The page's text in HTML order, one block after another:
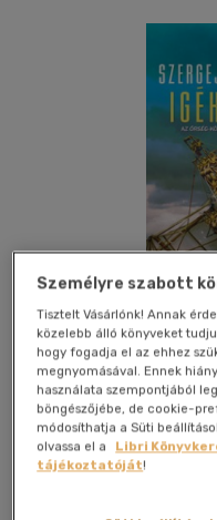
Kívánságlistához adom
Személyre szabott
Tisztelt Vásárlónk! Annak
közelebb álló könyveket
hogy fogadja el az ehhez
megnyomásával. Ennek
használata szempontjából
böngészőjébe, de cookie-
módosíthatja a Süti
olvassa el a
Libri
tájékoztatóját!